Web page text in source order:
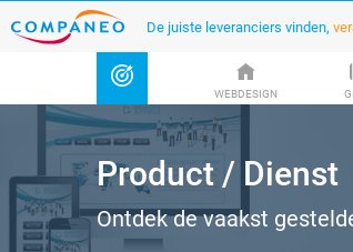
De juiste leveranciers vinden,
WEBDESIGN
Product / Dienst
Ontdek de vaakst